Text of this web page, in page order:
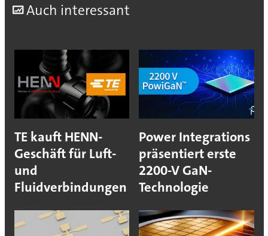
Auch interessant
TE kauft HENN-
Geschäft für Luft-
und
Fluidverbindungen
Power Integrations
präsentiert erste
2200-V GaN-
Technologie